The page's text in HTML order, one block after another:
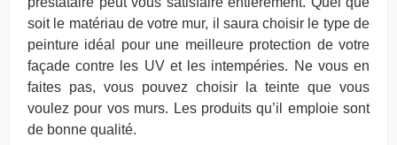
soit le matériau de votre mur, il saura choisir le type de
peinture idéal pour une meilleure protection de votre
façade contre les UV et les intempéries. Ne vous en
faites pas, vous pouvez choisir la teinte que vous
voulez pour vos murs. Les produits qu’il emploie sont
de bonne qualité.